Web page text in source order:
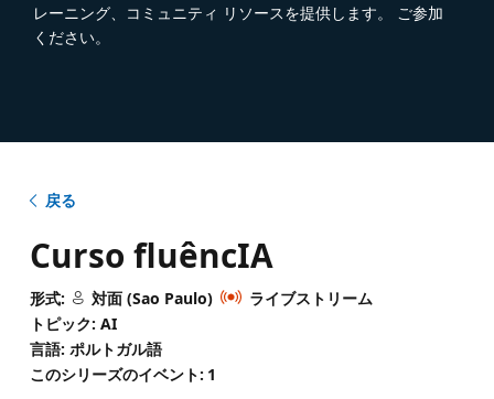
レーニング、コミュニティ リソースを提供します。 ご参加
ください。
戻る
Curso fluêncIA
形式: 対面 (Sao Paulo)
ライブストリーム
トピック: AI
言語: ポルトガル語
このシリーズのイベント: 1